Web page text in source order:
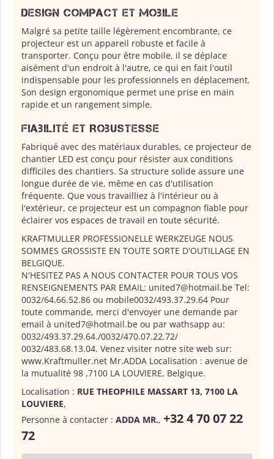
Design Compact et Mobile
Malgré sa petite taille légèrement encombrante, ce
projecteur est un appareil robuste et facile à
transporter. Conçu pour être mobile, il se déplace
aisément d'un endroit à l'autre, ce qui en fait l'outil
indispensable pour les professionnels en déplacement.
Son design ergonomique permet une prise en main
rapide et un rangement simple.
Fiabilité et Robustesse
Fabriqué avec des matériaux durables, ce projecteur de
chantier LED est conçu pour résister aux conditions
difficiles des chantiers. Sa structure solide assure une
longue durée de vie, même en cas d'utilisation
fréquente. Que vous travailliez à l'intérieur ou à
l'extérieur, ce projecteur est un compagnon fiable pour
éclairer vos espaces de travail en toute sécurité.
KRAFTMULLER PROFESSIONELLE WERKZEUGE NOUS
SOMMES GROSSISTE EN TOUTE SORTE D'OUTILLAGE EN
BELGIQUE.
N'HESITEZ PAS A NOUS CONTACTER POUR TOUS VOS
RENSEIGNEMENTS PAR EMAIL: united7@hotmail.be Tel:
0032/64.66.52.86 ou mobile0032/493.37.29.64 Pour
toute commande, merci d'envoyer une demande par
email à united7@hotmail.be ou par wathsapp au:
0032/493.37.29.64./0032/470.07.22.72/
0032/483.68.13.04. Venez visiter notre site web sur:
www.Kraftmuller.net Mr.ADDA Localisation : avenue de
la mutualité 98 ,7100 LA LOUVIERE, Belgique.
Localisation : RUE THEOPHILE MASSART 13, 7100 LA
LOUVIERE,
Personne à contacter : ADDA MR., +32 4 70 07 22
72